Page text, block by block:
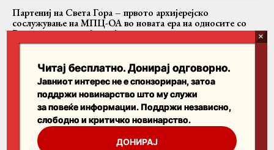
Партениј на Света Гора – првото архијерејско
сослужување на МПЦ-ОА во новата ера на односите со
Вселенската патријаршија
Вартоломеј, Теодор II и Јован заедно на Имврос
Пребарајте
Search
Читај бесплатно. Донирај одговорно.
Јавниот интерес не е спонзориран, затоа
поддржи новинарство што му служи
за повеќе информации. Поддржи независно,
слободно и критичко новинарство.
ДОНИРАЈ